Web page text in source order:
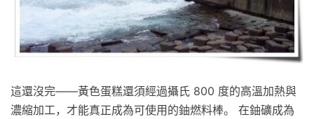
這還沒完——黃色蛋糕還須經過攝氏 800 度的高溫加熱與
濃縮加工，才能真正成為可使用的鈾燃料棒。 在鈾礦成為